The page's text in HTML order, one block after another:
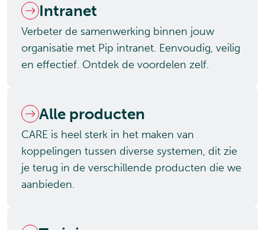
Intranet
Verbeter de samenwerking binnen jouw
organisatie met Pip intranet. Eenvoudig, veilig
en effectief. Ontdek de voordelen zelf.
Alle producten
CARE is heel sterk in het maken van
koppelingen tussen diverse systemen, dit zie
je terug in de verschillende producten die we
aanbieden.